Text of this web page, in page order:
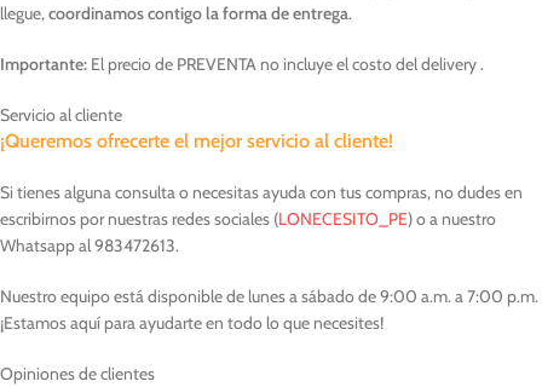
llegue,coordinamos contigo la forma de entrega.
Importante: El precio de PREVENTA no incluye el costo del delivery .
Servicio al cliente
¡Queremos ofrecerte el mejor servicio al cliente!
Si tienes alguna consulta o necesitas ayuda con tus compras, no dudes en
escribirnos por nuestras redes sociales (LONECESITO_PE) o a nuestro
Whatsapp al 983472613.
Nuestro equipo está disponible de lunes a sábado de 9:00 a.m. a 7:00 p.m.
¡Estamos aquí para ayudarte en todo lo que necesites!
Opiniones de clientes